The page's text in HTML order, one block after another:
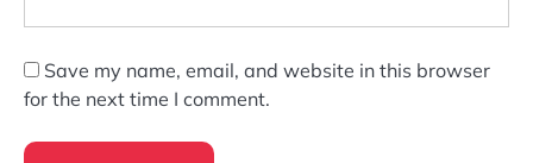
Save my name, email, and website in this browser
for the next time I comment.